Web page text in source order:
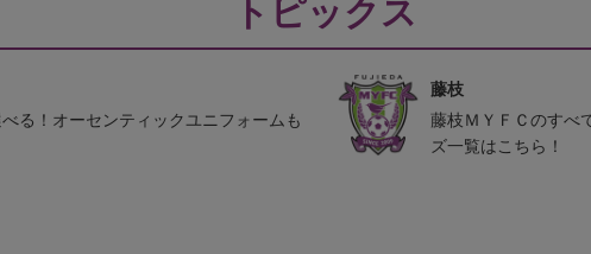
トピックス
る！オーセンティックユニフォームも
藤枝
藤枝ＭＹＦＣのすべ
ズ一覧はこちら！